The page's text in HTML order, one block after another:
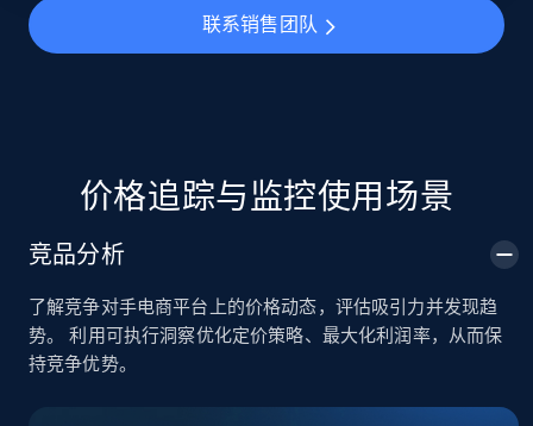
TikTok Shop - category
price, Final price, Discount percent, and more.
5.4K+ 667+ 立即开始
联系销售团队
价格追踪与监控使用场景
竞品分析
了解竞争对手电商平台上的价格动态，评估吸引力并发现趋
势。 利用可执行洞察优化定价策略、最大化利润率，从而保
持竞争优势。